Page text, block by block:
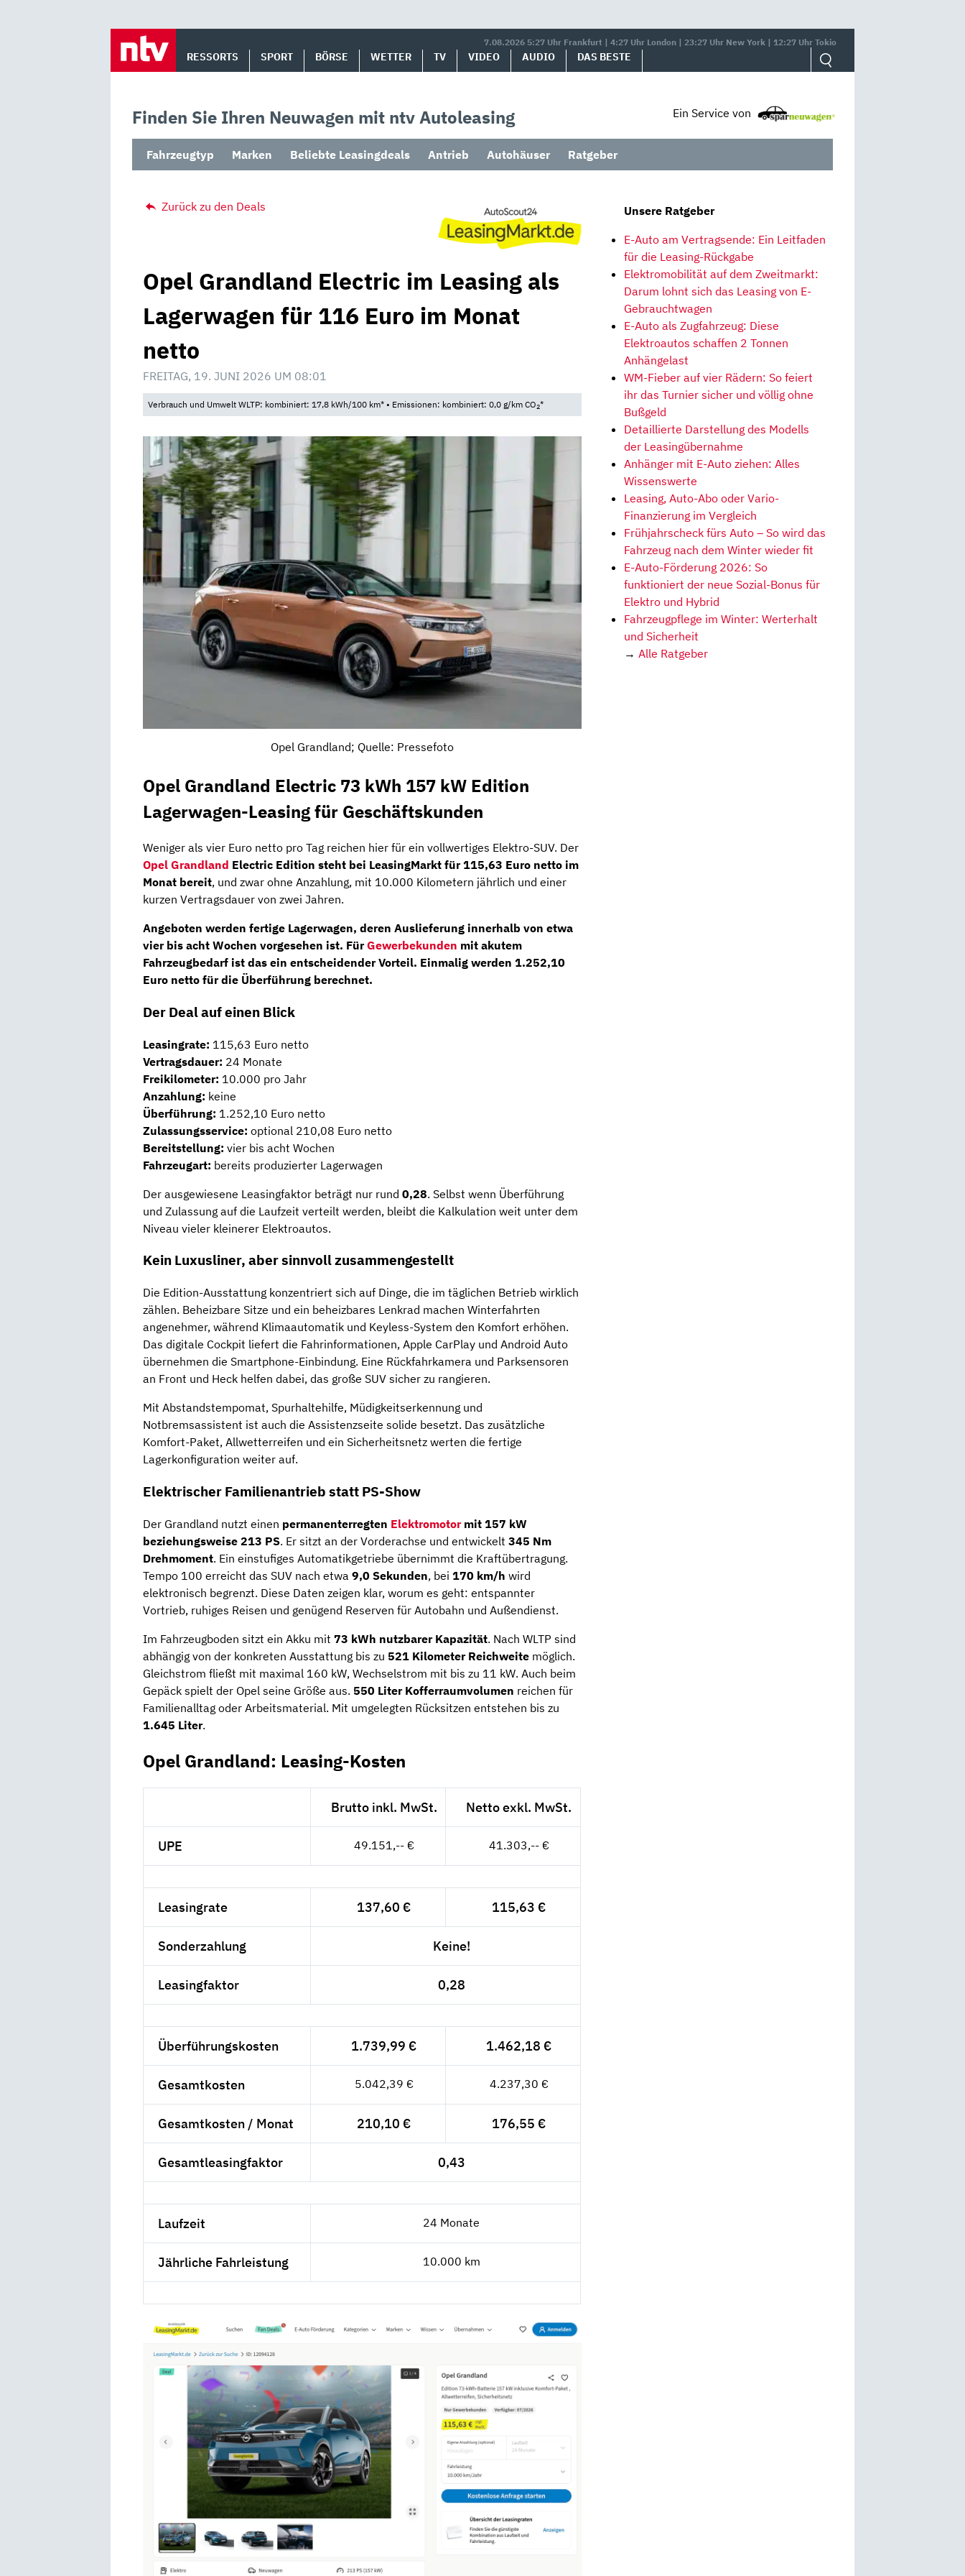
7.08.2026 5:27 Uhr Frankfurt | 4:27 Uhr London | 23:27 Uhr New York | 12:27 Uhr Tokio
RESSORTS SPORT BÖRSE WETTER TV VIDEO AUDIO DAS BESTE
Finden Sie Ihren Neuwagen mit ntv Autoleasing Ein Service von
Fahrzeugtyp Marken Beliebte Leasingdeals Antrieb Autohäuser Ratgeber
Zurück zu den Deals
Opel Grandland Electric im Leasing als
Lagerwagen für 116 Euro im Monat
netto
FREITAG, 19. JUNI 2026 UM 08:01
Verbrauch und Umwelt WLTP: kombiniert: 17,8 kWh/100 km* • Emissionen: kombiniert: 0,0 g/km CO2*
Opel Grandland; Quelle: Pressefoto
Opel Grandland Electric 73 kWh 157 kW Edition
Lagerwagen-Leasing für Geschäftskunden
Weniger als vier Euro netto pro Tag reichen hier für ein vollwertiges Elektro-SUV. Der
Opel Grandland Electric Edition steht bei LeasingMarkt für 115,63 Euro netto im
Monat bereit, und zwar ohne Anzahlung, mit 10.000 Kilometern jährlich und einer
kurzen Vertragsdauer von zwei Jahren.
Angeboten werden fertige Lagerwagen, deren Auslieferung innerhalb von etwa
vier bis acht Wochen vorgesehen ist. FürGewerbekunden mit akutem
Fahrzeugbedarf ist das ein entscheidender Vorteil. Einmalig werden 1.252,10
Euro netto für die Überführung berechnet.
Der Deal auf einen Blick
Leasingrate: 115,63 Euro netto
Vertragsdauer: 24 Monate
Freikilometer: 10.000 pro Jahr
Anzahlung: keine
Überführung: 1.252,10 Euro netto
Zulassungsservice: optional 210,08 Euro netto
Bereitstellung: vier bis acht Wochen
Fahrzeugart: bereits produzierter Lagerwagen
Der ausgewiesene Leasingfaktor beträgt nur rund 0,28. Selbst wenn Überführung
und Zulassung auf die Laufzeit verteilt werden, bleibt die Kalkulation weit unter dem
Niveau vieler kleinerer Elektroautos.
Kein Luxusliner, aber sinnvoll zusammengestellt
Die Edition-Ausstattung konzentriert sich auf Dinge, die im täglichen Betrieb wirklich
zählen. Beheizbare Sitze und ein beheizbares Lenkrad machen Winterfahrten
angenehmer, während Klimaautomatik und Keyless-System den Komfort erhöhen.
Das digitale Cockpit liefert die Fahrinformationen, Apple CarPlay und Android Auto
übernehmen die Smartphone-Einbindung. Eine Rückfahrkamera und Parksensoren
an Front und Heck helfen dabei, das große SUV sicher zu rangieren.
Mit Abstandstempomat, Spurhaltehilfe, Müdigkeitserkennung und
Notbremsassistent ist auch die Assistenzseite solide besetzt. Das zusätzliche
Komfort-Paket, Allwetterreifen und ein Sicherheitsnetz werten die fertige
Lagerkonfiguration weiter auf.
Elektrischer Familienantrieb statt PS-Show
Der Grandland nutzt einen permanenterregten Elektromotormit 157 kW
beziehungsweise 213 PS. Er sitzt an der Vorderachse und entwickelt 345 Nm
Drehmoment. Ein einstufiges Automatikgetriebe übernimmt die Kraftübertragung.
Tempo 100 erreicht das SUV nach etwa 9,0 Sekunden, bei 170 km/h wird
elektronisch begrenzt. Diese Daten zeigen klar, worum es geht: entspannter
Vortrieb, ruhiges Reisen und genügend Reserven für Autobahn und Außendienst.
Im Fahrzeugboden sitzt ein Akku mit 73 kWh nutzbarer Kapazität. Nach WLTP sind
abhängig von der konkreten Ausstattung bis zu 521 Kilometer Reichweite möglich.
Gleichstrom fließt mit maximal 160 kW, Wechselstrom mit bis zu 11 kW. Auch beim
Gepäck spielt der Opel seine Größe aus. 550 Liter Kofferraumvolumen reichen für
Familienalltag oder Arbeitsmaterial. Mit umgelegten Rücksitzen entstehen bis zu
1.645 Liter.
Opel Grandland: Leasing-Kosten
Brutto inkl. MwSt. Netto exkl. MwSt.
UPE 49.151,-- € 41.303,-- €
Leasingrate 137,60 € 115,63 €
Sonderzahlung Keine!
Leasingfaktor 0,28
Überführungskosten 1.739,99 € 1.462,18 €
Gesamtkosten 5.042,39 € 4.237,30 €
Gesamtkosten / Monat 210,10 € 176,55 €
Gesamtleasingfaktor 0,43
Laufzeit 24 Monate
Jährliche Fahrleistung 10.000 km
Unsere Ratgeber
E-Auto am Vertragsende: Ein Leitfaden
für die Leasing-Rückgabe
Elektromobilität auf dem Zweitmarkt:
Darum lohnt sich das Leasing von E-
Gebrauchtwagen
E-Auto als Zugfahrzeug: Diese
Elektroautos schaffen 2 Tonnen
Anhängelast
WM-Fieber auf vier Rädern: So feiert
ihr das Turnier sicher und völlig ohne
Bußgeld
Detaillierte Darstellung des Modells
der Leasingübernahme
Anhänger mit E-Auto ziehen: Alles
Wissenswerte
Leasing, Auto-Abo oder Vario-
Finanzierung im Vergleich
Frühjahrscheck fürs Auto – So wird das
Fahrzeug nach dem Winter wieder fit
E-Auto-Förderung 2026: So
funktioniert der neue Sozial-Bonus für
Elektro und Hybrid
Fahrzeugpflege im Winter: Werterhalt
und Sicherheit
→ Alle Ratgeber